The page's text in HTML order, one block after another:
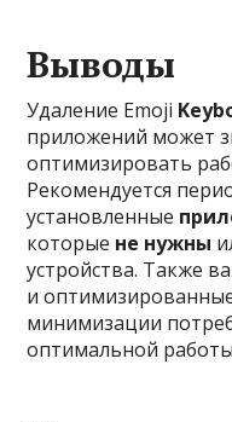
Выводы
Удаление Emoji
приложений может
оптимизировать
Рекомендуется
установленные
которые не нужны
устройства. Также
и
минимизации
оптимальной